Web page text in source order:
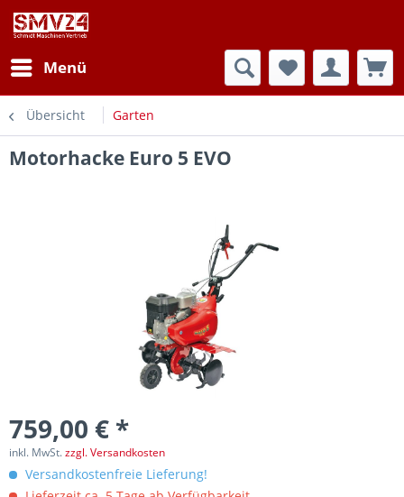
Menü
Übersicht Garten
Motorhacke Euro 5 EVO
759,00 € *
inkl. MwSt.zzgl. Versandkosten
Versandkostenfreie Lieferung!